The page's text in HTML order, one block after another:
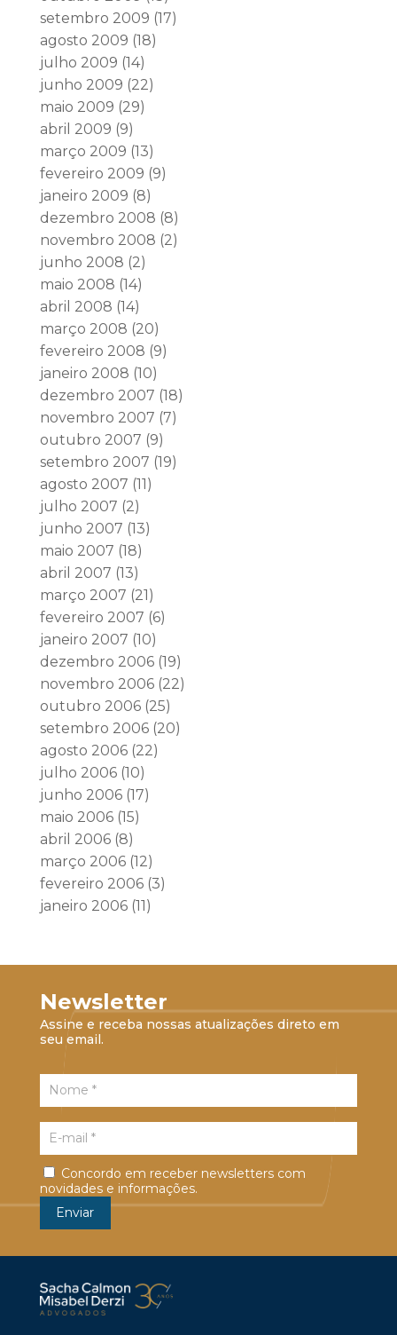
setembro 2009 (17)
agosto 2009 (18)
julho 2009 (14)
junho 2009 (22)
maio 2009 (29)
abril 2009 (9)
março 2009 (13)
fevereiro 2009 (9)
janeiro 2009 (8)
dezembro 2008 (8)
novembro 2008 (2)
junho 2008 (2)
maio 2008 (14)
abril 2008 (14)
março 2008 (20)
fevereiro 2008 (9)
janeiro 2008 (10)
dezembro 2007 (18)
novembro 2007 (7)
outubro 2007 (9)
setembro 2007 (19)
agosto 2007 (11)
julho 2007 (2)
junho 2007 (13)
maio 2007 (18)
abril 2007 (13)
março 2007 (21)
fevereiro 2007 (6)
janeiro 2007 (10)
dezembro 2006(19)
novembro 2006(22)
outubro 2006(25)
setembro 2006(20)
agosto 2006(22)
julho 2006(10)
junho 2006(17)
maio 2006(15)
abril 2006(8)
março 2006(12)
fevereiro 2006(3)
janeiro 2006(11)
Newsletter
Assine e receba nossas atualizações direto em
seu email.
Concordo em receber newsletters com
novidades e informações.